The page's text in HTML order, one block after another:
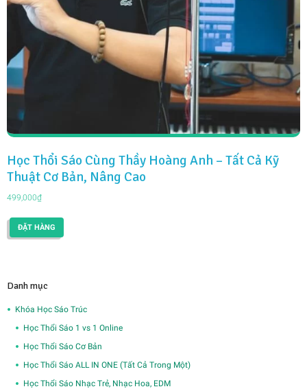
Học Thổi Sáo Cùng Thầy Hoàng Anh – Tất Cả Kỹ
Thuật Cơ Bản, Nâng Cao
499,000₫
ĐẶT HÀNG
Danh mục
Khóa Học Sáo Trúc
Học Thổi Sáo 1 vs 1 Online
Học Thổi Sáo Cơ Bản
Học Thổi Sáo ALL IN ONE (Tất Cả Trong Một)
Học Thổi Sáo Nhạc Trẻ, Nhạc Hoa, EDM